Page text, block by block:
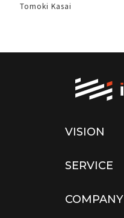
Tomoki Kasai
VISION
SERVICE
COMPANY